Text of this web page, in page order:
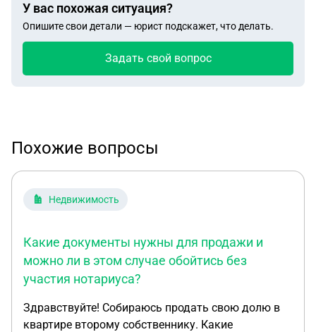
У вас похожая ситуация?
Опишите свои детали — юрист подскажет, что делать.
Задать свой вопрос
Похожие вопросы
Недвижимость
Какие документы нужны для продажи и
можно ли в этом случае обойтись без
участия нотариуса?
Здравствуйте! Собираюсь продать свою долю в
квартире второму собственнику. Какие